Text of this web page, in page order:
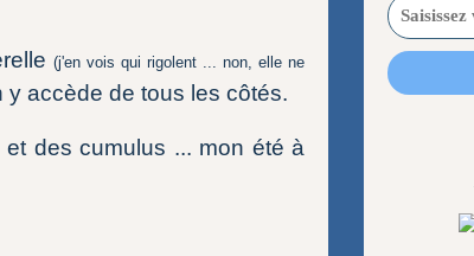
(j'en vois qui rigolent ... non, elle ne
y accède de tous les côtés.
des cumulus ... mon été à